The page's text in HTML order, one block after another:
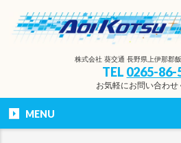
株式会社 葵交通 長野県上伊那郡
TEL 0265-86-
お気軽にお問い合わせ
MENU